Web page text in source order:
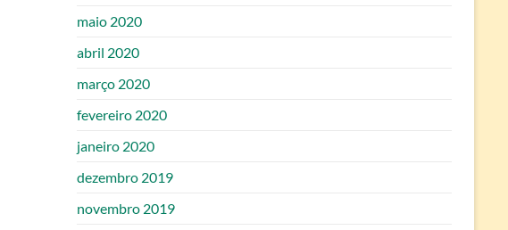
maio 2020
abril 2020
março 2020
fevereiro 2020
janeiro 2020
dezembro 2019
novembro 2019